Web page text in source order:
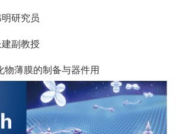
明研究员
副教授
物薄膜的制备与器件用